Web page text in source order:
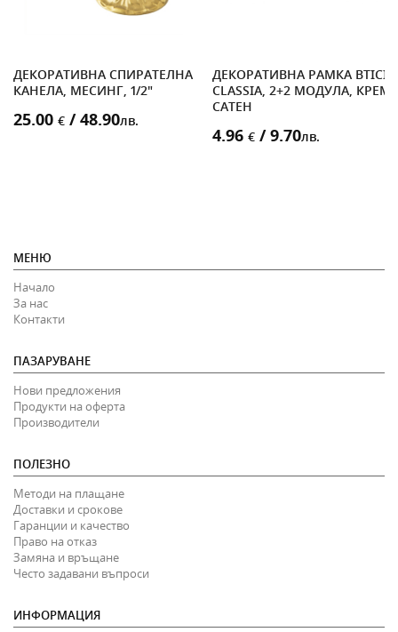
ДЕКОРАТИВНА СПИРАТЕЛНА
КАНЕЛА, МЕСИНГ, 1/2"
25.00 € / 48.90лв.
ДЕКОРАТИВНА РАМКА
CLASSIA, 2+2 МОДУЛА, КРЕМ
САТЕН
4.96 € / 9.70лв.
МЕНЮ
Начало
За нас
Контакти
ПАЗАРУВАНЕ
Нови предложения
Продукти на оферта
Производители
ПОЛЕЗНО
Методи на плащане
Доставки и срокове
Гаранции и качество
Право на отказ
Замяна и връщане
Често задавани въпроси
ИНФОРМАЦИЯ